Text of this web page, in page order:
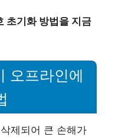
초기화 방법을 지금
오프라인에
제되어 큰 손해가